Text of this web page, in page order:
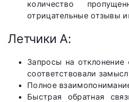
количество
отрицательные отзывы
Летчики А:
Запросы на
соответствовали
Полное
Быстрая обратная